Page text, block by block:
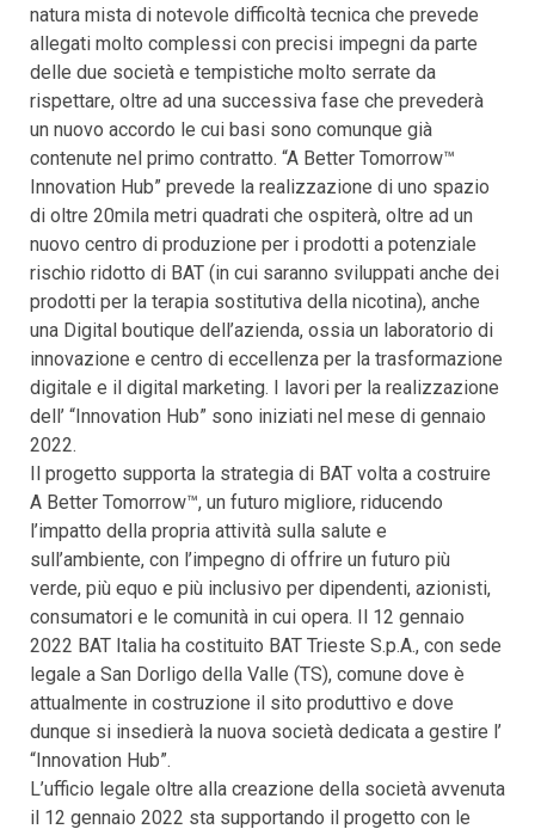
natura mista di notevole difficoltà tecnica che prevede
allegati molto complessi con precisi impegni da parte
delle due società e tempistiche molto serrate da
rispettare, oltre ad una successiva fase che prevederà
un nuovo accordo le cui basi sono comunque già
contenute nel primo contratto. “A Better Tomorrow™
Innovation Hub” prevede la realizzazione di uno spazio
di oltre 20mila metri quadrati che ospiterà, oltre ad un
nuovo centro di produzione per i prodotti a potenziale
rischio ridotto di BAT (in cui saranno sviluppati anche dei
prodotti per la terapia sostitutiva della nicotina), anche
una Digital boutique dell’azienda, ossia un laboratorio di
innovazione e centro di eccellenza per la trasformazione
digitale e il digital marketing. I lavori per la realizzazione
dell’ “Innovation Hub” sono iniziati nel mese di gennaio
2022.
Il progetto supporta la strategia di BAT volta a costruire
A Better Tomorrow™, un futuro migliore, riducendo
l’impatto della propria attività sulla salute e
sull’ambiente, con l’impegno di offrire un futuro più
verde, più equo e più inclusivo per dipendenti, azionisti,
consumatori e le comunità in cui opera. Il 12 gennaio
2022 BAT Italia ha costituito BAT Trieste S.p.A., con sede
legale a San Dorligo della Valle (TS), comune dove è
attualmente in costruzione il sito produttivo e dove
dunque si insedierà la nuova società dedicata a gestire l’
“Innovation Hub”.
L’ufficio legale oltre alla creazione della società avvenuta
il 12 gennaio 2022 sta supportando il progetto con le